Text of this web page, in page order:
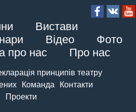
Вистави
Відео
Фото
про нас
Про нас
принципів театру
Команда
Контакти
Проекти